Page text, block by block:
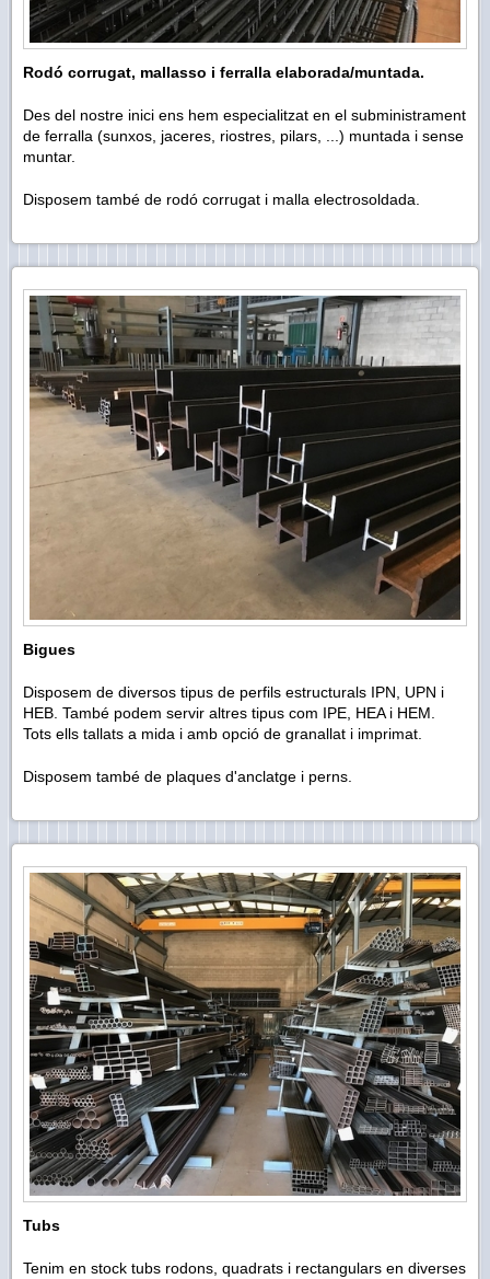
Rodó corrugat, mallasso i ferralla elaborada/muntada.
Des del nostre inici ens hem especialitzat en el subministrament
de ferralla (sunxos, jaceres, riostres, pilars, ...) muntada i sense
muntar.
Disposem també de rodó corrugat i malla electrosoldada.
Bigues
Disposem de diversos tipus de perfils estructurals IPN, UPN i
HEB. També podem servir altres tipus com IPE, HEA i HEM.
Tots ells tallats a mida i amb opció de granallat i imprimat.
Disposem també de plaques d'anclatge i perns.
Tubs
Tenim en stock tubs rodons, quadrats i rectangulars en diverses